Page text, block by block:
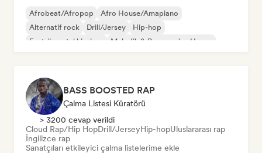
Afrobeat/Afropop
Afro House/Amapiano
Alternatif rock
Drill/Jersey
Hip-hop
Enstrümantal hip-hop
Melodik & Progressive House
BASS BOOSTED RAP
Çalma Listesi Küratörü
> 3200 cevap verildi
Cloud Rap/Hip HopDrill/JerseyHip-hopUluslararası rap
İngilizce rap
Sanatçıları etkileyici çalma listelerime ekle